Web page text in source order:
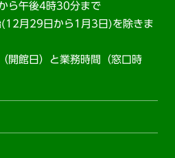
ら午後4時30分まで
月29日から1月3日)を除きま
開館日）と業務時間（窓口時